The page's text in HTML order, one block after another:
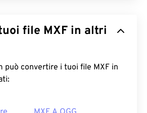
in altri
convertire i tuoi file MXF in